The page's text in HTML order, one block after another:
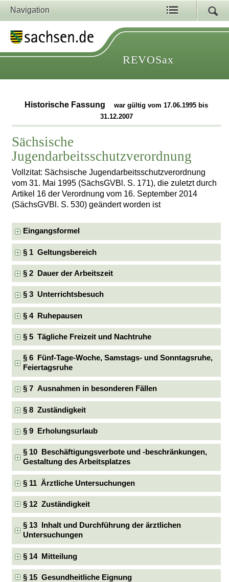
Navigation
REVOSax
Historische Fassung
war gültig vom 17.06.1995 bis
31.12.2007
Sächsische
Jugendarbeitsschutzverordnung
Vollzitat: Sächsische Jugendarbeitsschutzverordnung
vom 31. Mai 1995 (SächsGVBl. S. 171), die zuletzt durch
Artikel 16 der Verordnung vom 16. September 2014
(SächsGVBl. S. 530) geändert worden ist
Eingangsformel
§ 1 Geltungsbereich
§ 2 Dauer der Arbeitszeit
§ 3 Unterrichtsbesuch
§ 4 Ruhepausen
§ 5 Tägliche Freizeit und Nachtruhe
§ 6 Fünf-Tage-Woche, Samstags- und Sonntagsruhe,
Feiertagsruhe
§ 7 Ausnahmen in besonderen Fällen
§ 8 Zuständigkeit
§ 9 Erholungsurlaub
§ 10 Beschäftigungsverbote und -beschränkungen,
Gestaltung des Arbeitsplatzes
§ 11 Ärztliche Untersuchungen
§ 12 Zuständigkeit
§ 13 Inhalt und Durchführung der ärztlichen
Untersuchungen
§ 14 Mitteilung
§ 15 Gesundheitliche Eignung